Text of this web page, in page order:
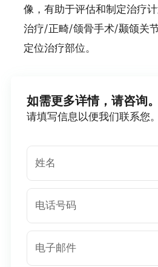
像，有助于评估和制定治疗
治疗/正畸/颌骨手术/颞颌关
定位治疗部位。
如需更多详情，请咨询。
请填写信息以便我们联系您。
姓名
电话号码
电子邮件